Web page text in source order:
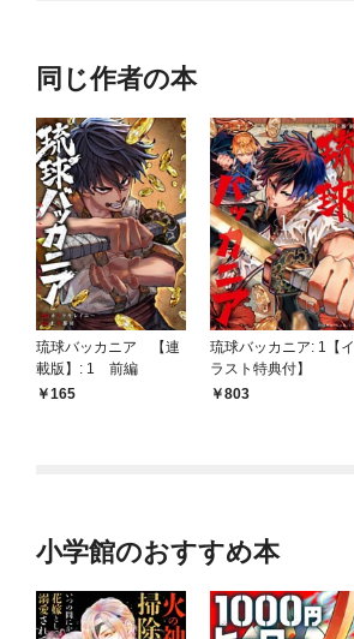
同じ作者の本
琉球バッカニア 【連
載版】: 1 前編
165
琉球バッカニア: 1【イ
ラスト特典付】
803
小学館のおすすめ本